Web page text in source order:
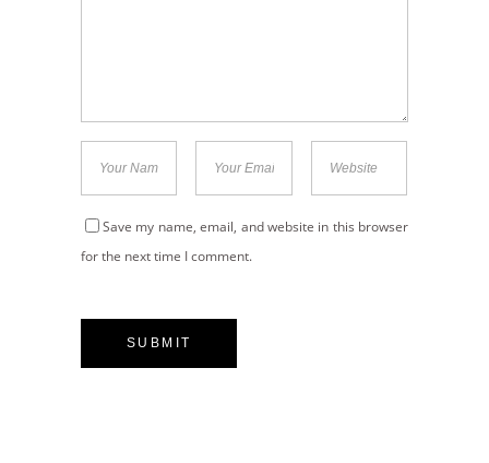
Save my name, email, and website in this browser
for the next time I comment.